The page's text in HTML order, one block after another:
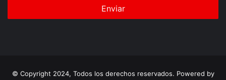
© Copyright 2024, Todos los derechos reservados. Powered by